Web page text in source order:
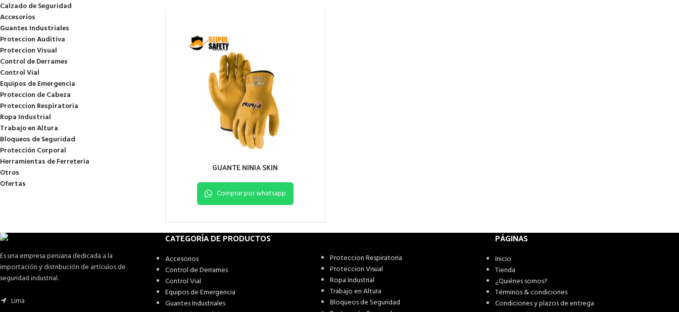
Calzado de Seguridad
Accesorios
Guantes Industriales
Proteccion Auditiva
Proteccion Visual
Control de Derrames
Control Vial
Equipos de Emergencia
Proteccion de Cabeza
Proteccion Respiratoria
Ropa Industrial
Trabajo en Altura
Bloqueos de Seguridad
Protección Corporal
Herramientas de Ferreteria
Otros
Ofertas
GUANTE NINJA SKIN
Comprar por whatsapp
Es una empresa peruana dedicada a la
importación y distribución de artículos de
seguridad industrial.
Lima
CATEGORÍA DE PRODUCTOS
Accesorios
Control de Derrames
Control Vial
Equipos de Emergencia
Guantes Industriales
Proteccion Respiratoria
Proteccion Visual
Ropa Industrial
Trabajo en Altura
Bloqueos de Seguridad
PÁGINAS
Inicio
Tienda
¿Quiénes somos?
Términos & condiciones
Condiciones y plazos de entrega